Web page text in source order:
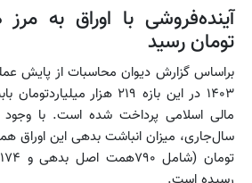
آینده‌فروشی با اوراق به مرز
تومان رسید
۱۴۰۳ در این بازه ۲۱۹ هزار